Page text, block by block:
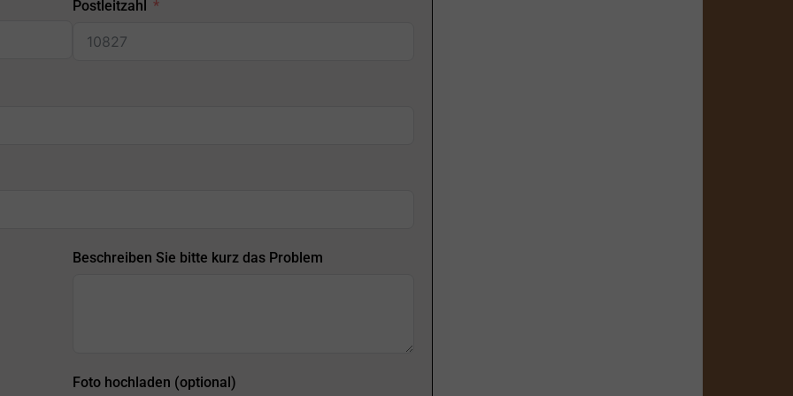
Postleitzahl
Beschreiben Sie bitte kurz das Problem
Foto hochladen (optional)